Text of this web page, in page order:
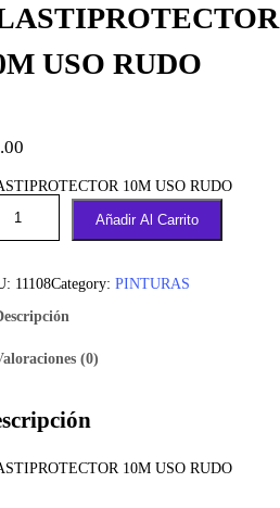
USO RUDO
10M USO RUDO
Añadir Al Carrito
11108Category: PINTURAS
(0)
10M USO RUDO